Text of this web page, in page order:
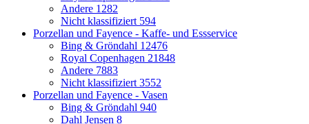
Andere 1282
Nicht klassifiziert 594
Porzellan und Fayence - Kaffe- und Essservice
Bing & Gröndahl 12476
Royal Copenhagen 21848
Andere 7883
Nicht klassifiziert 3552
Porzellan und Fayence - Vasen
Bing & Gröndahl 940
Dahl Jensen 8